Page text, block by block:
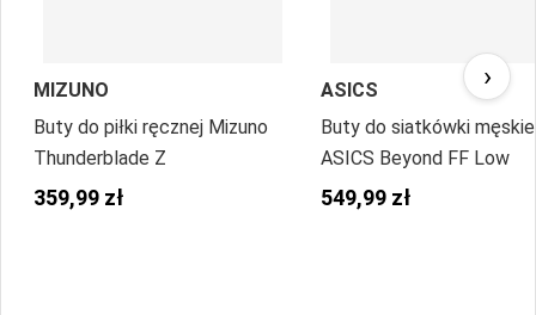
MIZUNO
Buty do piłki ręcznej Mizuno
Thunderblade Z
359,99 zł
ASICS
Buty do siatkówki męskie
ASICS Beyond FF Low
549,99 zł
›